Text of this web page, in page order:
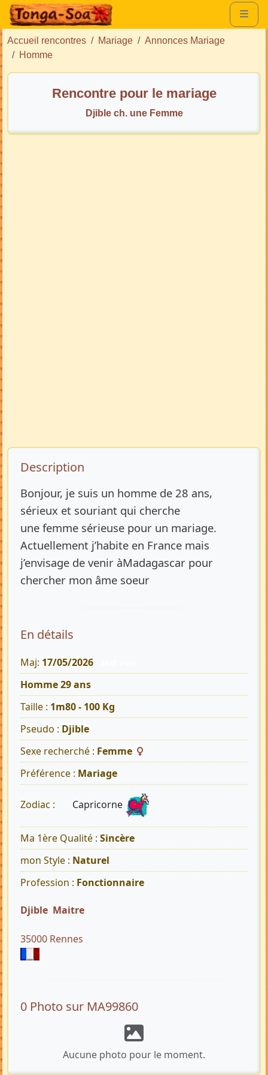
Accueil rencontres Mariage
Annonces Mariage
Homme
Rencontre pour le mariage
Djible ch. une Femme
Description de l’annonce
Description
Bonjour, je suis un homme de 28 ans,
sérieux et souriant qui cherche
une femme sérieuse pour un mariage.
Actuellement j’habite en France mais
j’envisage de venir àMadagascar pour
chercher mon âme soeur
En détails
Maj: 17/05/2026
Homme 29 ans
Taille : 1m80 - 100 Kg
Pseudo : Djible
Sexe recherché : Femme
Préférence : Mariage
Zodiac : Capricorne
Ma 1ère Qualité : Sincère
mon Style : Naturel
Profession : Fonctionnaire
Djible Maitre
35000 Rennes
0 Photo sur MA99860
Aucune photo pour le moment.